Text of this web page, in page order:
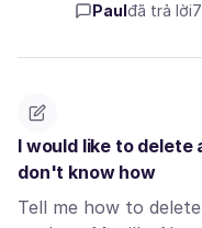
Paul đã trả lời
I would like to delete
don't know how
Tell me how to